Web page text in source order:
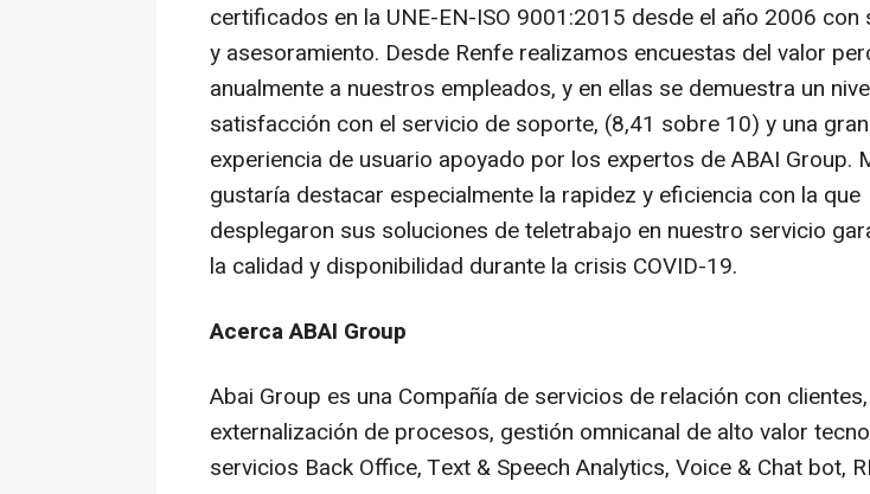
certificados en la UNE-EN-ISO 9001:2015 desde el año 2006 con
y asesoramiento. Desde Renfe realizamos encuestas del valor
anualmente a nuestros empleados, y en ellas se demuestra un
satisfacción con el servicio de soporte, (8,41 sobre 10) y una gran
experiencia de usuario apoyado por los expertos de ABAI Group.
gustaría destacar especialmente la rapidez y eficiencia con la que
desplegaron sus soluciones de teletrabajo en nuestro servicio
la calidad y disponibilidad durante la crisis COVID-19.
Acerca ABAI Group
Abai Group es una Compañía de servicios de relación con clientes,
externalización de procesos, gestión omnicanal de alto valor
servicios Back Office, Text & Speech Analytics, Voice & Chat bot,